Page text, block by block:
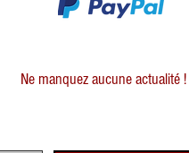
Ne manquez aucune actualité !